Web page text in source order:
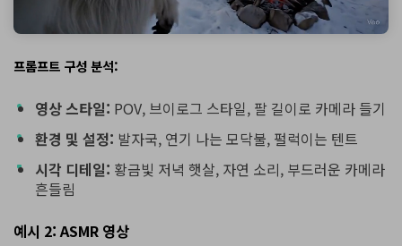
프롬프트 구성 분석:
영상 스타일: POV, 브이로그 스타일, 팔 길이로 카메라 들기
환경 및 설정: 발자국, 연기 나는 모닥불, 펄럭이는 텐트
시각 디테일: 황금빛 저녁 햇살, 자연 소리, 부드러운 카메라
흔들림
예시 2: ASMR 영상